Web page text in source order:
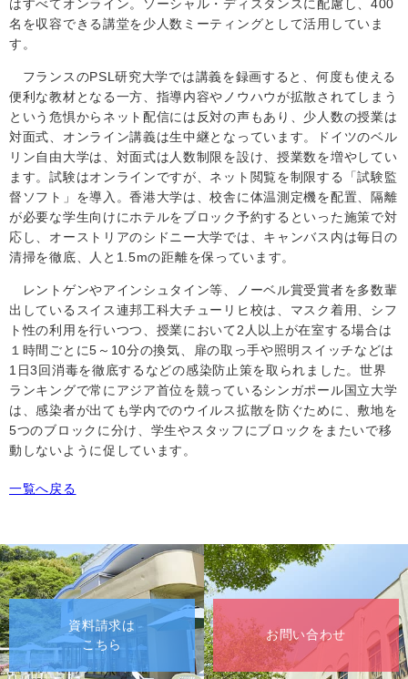
はすべてオンライン。ソーシャル・ディスタンスに配慮し、 400
名を収容できる講堂を少人数ミーティングとして活用していま
す。
フランスのPSL研究大学では講義を録画すると、何度も使える
便利な教材となる一方、指導内容やノウハウが拡散されてしまう
という危惧からネット配信には反対の声もあり、少人数の授業は
対面式、オンライン講義は生中継となっています。ドイツのベル
リン自由大学は、対面式は人数制限を設け、授業数を増やしてい
ます。試験はオンラインですが、ネット閲覧を制限する「試験監
督ソフト」を導入。香港大学は、校舎に体温測定機を配置、隔離
が必要な学生向けにホテルをブロック予約するといった施策で対
応し、オーストリアのシドニー大学では、キャンバス内は毎日の
清掃を徹底、人と 1.5mの距離を保っています。
レントゲンやアインシュタイン等、ノーベル賞受賞者を多数輩
出しているスイス連邦工科大チューリヒ校は、マスク着用、シフ
ト性の利用を行いつつ、授業において2 人以上が在室する場合は
１時間ごとに5 ～ 10分の換気、扉の取っ手や照明スイッチなどは
1 日3回消毒を徹底するなどの感染防止策を取られました。世界
ランキングで常にアジア首位を競っているシンガポール国立大学
は、感染者が出ても学内でのウイルス拡散を防ぐために、敷地を
5つのブロックに分け、学生やスタッフにブロックをまたいで移
動しないように促しています。
一覧へ戻る
資料請求は
こちら
お問い合わせ